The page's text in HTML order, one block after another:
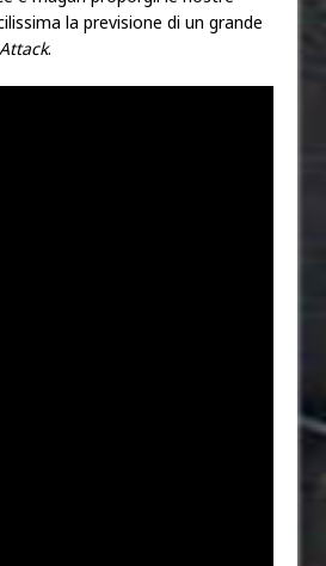
la previsione di un grande
.